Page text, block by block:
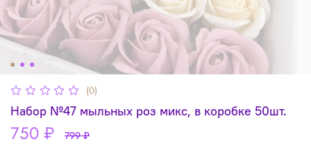
(0)
Набор №47 мыльных роз микс, в коробке 50шт.
750 ₽ 799 ₽